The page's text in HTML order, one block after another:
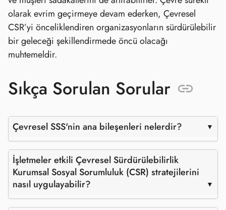
olarak evrim geçirmeye devam ederken, Çevresel
CSR’yi önceliklendiren organizasyonların sürdürülebilir
bir geleceği şekillendirmede öncü olacağı
muhtemeldir.
Sıkça Sorulan Sorular
Çevresel SSS'nin ana bileşenleri nelerdir?
İşletmeler etkili Çevresel Sürdürülebilirlik
Kurumsal Sosyal Sorumluluk (CSR) stratejilerini
nasıl uygulayabilir?